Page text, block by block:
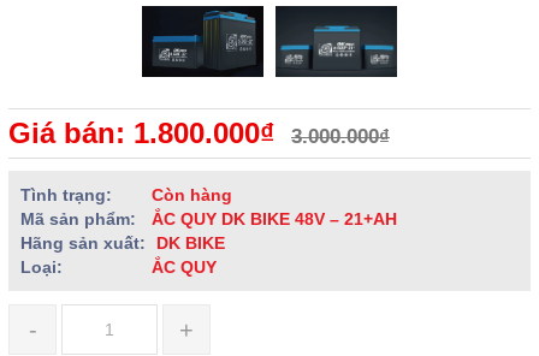
Giá bán: 1.800.000₫ 3.000.000₫
Tình trạng:
Còn hàng
Mã sản phẩm:
ẮC QUY DK BIKE 48V – 21+AH
Hãng sản xuất:
DK BIKE
Loại:
ẮC QUY
- +